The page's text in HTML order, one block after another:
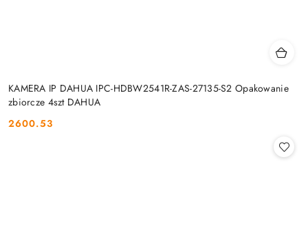
KAMERA IP DAHUA IPC-HDBW2541R-ZAS-27135-S2 Opakowanie
zbiorcze 4szt DAHUA
Cena:
2600.53